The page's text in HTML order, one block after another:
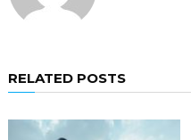
RELATED POSTS